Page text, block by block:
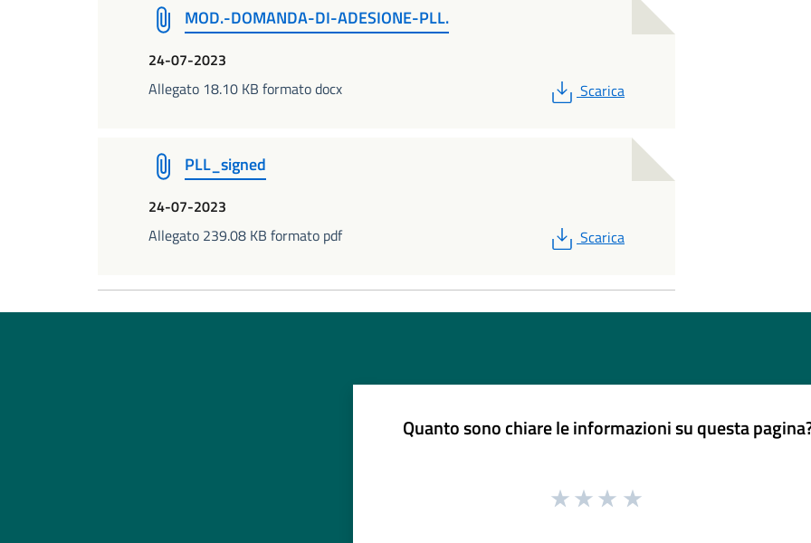
MOD.-DOMANDA-DI-ADESIONE-PLL.
24-07-2023
Allegato 18.10 KB formato docx
PDF
Scarica
PLL_signed
24-07-2023
Allegato 239.08 KB formato pdf
PDF
Scarica
Quanto sono chiare le informazioni su questa